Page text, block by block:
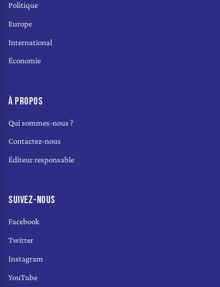
Politique
Europe
International
Économie
À PROPOS
Qui sommes-nous ?
Contactez-nous
Éditeur responsable
SUIVEZ-NOUS
Facebook
Twitter
Instagram
YouTube